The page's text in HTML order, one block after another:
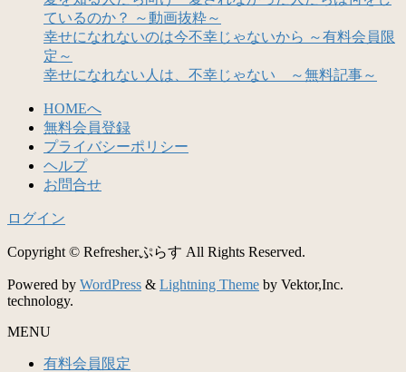
ているのか？ ～動画抜粋～
幸せになれないのは今不幸じゃないから ～有料会員限
定～
幸せになれない人は、不幸じゃない ～無料記事～
HOMEへ
無料会員登録
プライバシーポリシー
ヘルプ
お問合せ
ログイン
Copyright © Refresherぷらす All Rights Reserved.
Powered by WordPress & Lightning Theme by Vektor,Inc.
technology.
MENU
有料会員限定